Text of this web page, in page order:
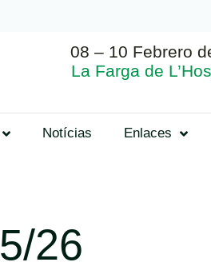
08 – 10 Febrero
La Farga de
Notícias Enlaces
26